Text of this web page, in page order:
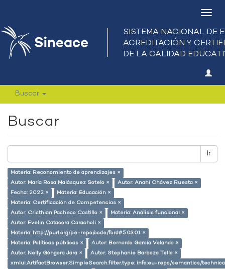
Buscar
Buscar
Ir
Materia: Reconomiento de aprendizajes ×
Autor: María Rosa Malásquez Sotelo ×
Autor: Anahí Chávez Ruesta ×
Fecha: 2022 ×
Materia: Educación ×
Materia: Certificación de Competencias ×
Autor: Cristhian Pacheco Castillo ×
Materia: Análisis funcional ×
Autor: Evelin Catacora Caracholi ×
Materia: http://purl.org/pe-repo/ocde/ford#5.03.01 ×
Materia: Políticas públicas ×
Autor: Bernardo García Velando ×
Autor: Nelly Góngora Jara ×
Autor: Stephanie Barboza Tello ×
xmlui.ArtifactBrowser.SimpleSearch.filter.type: info:eu-repo/semantics/